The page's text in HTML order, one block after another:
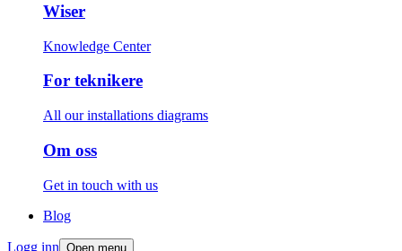
Wiser
Knowledge Center
For teknikere
All our installations diagrams
Om oss
Get in touch with us
Blog
Logg inn Open menu